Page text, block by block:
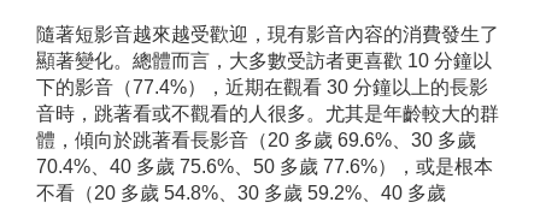
隨著短影音越來越受歡迎，現有影音內容的消費發生了
顯著變化。總體而言，大多數受訪者更喜歡 10 分鐘以
下的影音（77.4%），近期在觀看 30 分鐘以上的長影
音時，跳著看或不觀看的人很多。尤其是年齡較大的群
體，傾向於跳著看長影音（20 多歲 69.6%、30 多歲
70.4%、40 多歲 75.6%、50 多歲 77.6%），或是根本
不看（20 多歲 54.8%、30 多歲 59.2%、40 多歲